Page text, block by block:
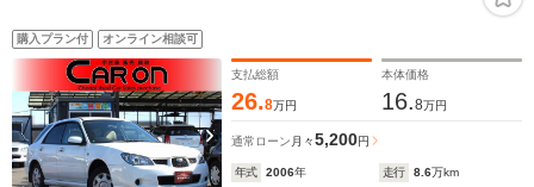
購入プラン付 オンライン相談可
支払総額
26.8万円
本体価格
16.8万円
通常ローン 月々5,200円
年式 2006年 走行 8.6万km